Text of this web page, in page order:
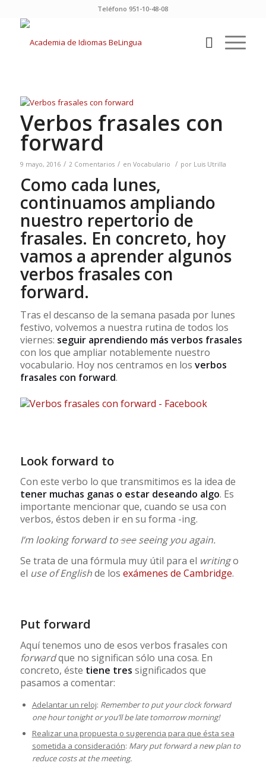
Teléfono 951-10-48-08
Verbos frasales con
forward
9 mayo, 2016 / 2 Comentarios / en Vocabulario / por Luis Utrilla
Como cada lunes,
continuamos ampliando
nuestro repertorio de
frasales. En concreto, hoy
vamos a aprender algunos
verbos frasales con
forward.
Tras el descanso de la semana pasada por lunes
festivo, volvemos a nuestra rutina de todos los
viernes: seguir aprendiendo más verbos frasales
con los que ampliar notablemente nuestro
vocabulario. Hoy nos centramos en los verbos
frasales con forward.
Look forward to
Con este verbo lo que transmitimos es la idea de
tener muchas ganas o estar deseando algo. Es
importante mencionar que, cuando se usa con
verbos, éstos deben ir en su forma -ing.
I’m looking forward toseeseeing you again.
Se trata de una fórmula muy útil para el writingo
el use of Englishde los exámenes de Cambridge.
Put forward
Aquí tenemos uno de esos verbos frasales con
forwardque no significan sólo una cosa. En
concreto, éste tiene tres significados que
pasamos a comentar:
Adelantar un reloj: Remember to put your clock forward
one hour tonight or you’ll be late tomorrow morning!
Realizar una propuesta o sugerencia para que ésta sea
sometida a consideración: Mary put forward a new plan to
reduce costs at the meeting.